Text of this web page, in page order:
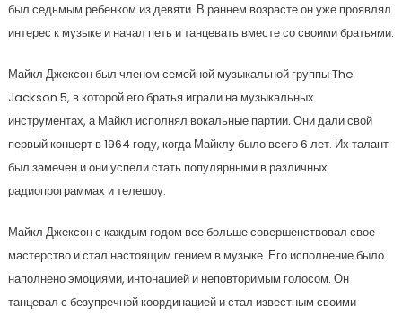
был седьмым ребенком из девяти. В раннем возрасте он уже проявлял
интерес к музыке и начал петь и танцевать вместе со своими братьями.
Майкл Джексон был членом семейной музыкальной группы The
Jackson 5, в которой его братья играли на музыкальных
инструментах, а Майкл исполнял вокальные партии. Они дали свой
первый концерт в 1964 году, когда Майклу было всего 6 лет. Их талант
был замечен и они успели стать популярными в различных
радиопрограммах и телешоу.
Майкл Джексон с каждым годом все больше совершенствовал свое
мастерство и стал настоящим гением в музыке. Его исполнение было
наполнено эмоциями, интонацией и неповторимым голосом. Он
танцевал с безупречной координацией и стал известным своими